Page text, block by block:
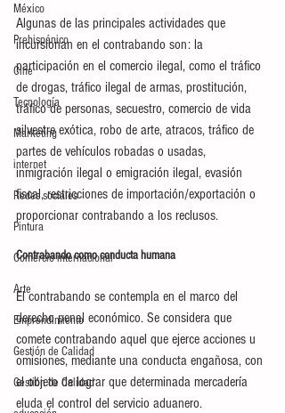
México
Prehispánico
Cine
Tecnología
Marketing
internet
Redes sociales
Pintura
Comercio internacional
Arte
Emprendimiento
Gestión de Calidad
Gestión de Calidad
Algunas de las principales actividades que
incursionan en el contrabando son: la
participación en el comercio ilegal, como el tráfico
de drogas, tráfico ilegal de armas, prostitución,
tráfico de personas, secuestro, comercio de vida
silvestre exótica, robo de arte, atracos, tráfico de
partes de vehículos robadas o usadas,
inmigración ilegal o emigración ilegal, evasión
fiscal, restricciones de importación/exportación o
proporcionar contrabando a los reclusos.
Contrabando como conducta humana
El contrabando se contempla en el marco del
derecho penal económico. Se considera que
comete contrabando aquel que ejerce acciones u
omisiones, mediante una conducta engañosa, con
el objeto de lograr que determinada mercadería
eluda el control del servicio aduanero.